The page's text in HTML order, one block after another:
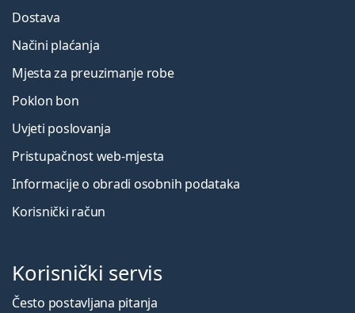
Dostava
Načini plaćanja
Mjesta za preuzimanje robe
Poklon bon
Uvjeti poslovanja
Pristupačnost web-mjesta
Informacije o obradi osobnih podataka
Korisnički račun
Korisnički servis
Često postavljana pitanja